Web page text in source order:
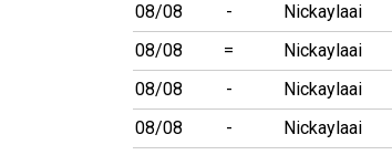
08/08
- Nickaylaai
08/08
= Nickaylaai
08/08
- Nickaylaai
08/08
- Nickaylaai